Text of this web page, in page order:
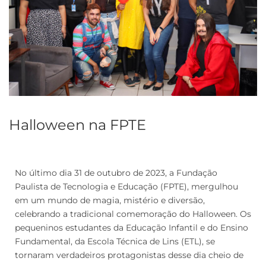
Halloween na FPTE
No último dia 31 de outubro de 2023, a Fundação
Paulista de Tecnologia e Educação (FPTE), mergulhou
em um mundo de magia, mistério e diversão,
celebrando a tradicional comemoração do Halloween. Os
pequeninos estudantes da Educação Infantil e do Ensino
Fundamental, da Escola Técnica de Lins (ETL), se
tornaram verdadeiros protagonistas desse dia cheio de